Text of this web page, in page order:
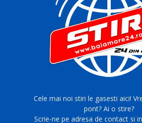
Cele mai noi stiri le gasesti aici!
pont? Ai o stire?
Scrie-ne pe adresa de contact si